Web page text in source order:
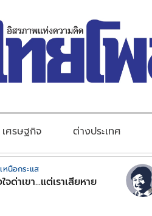
เศรษฐกิจ ต่างประเทศ
หนือกระแส
จด่าเขา...แต่เราเสียหาย